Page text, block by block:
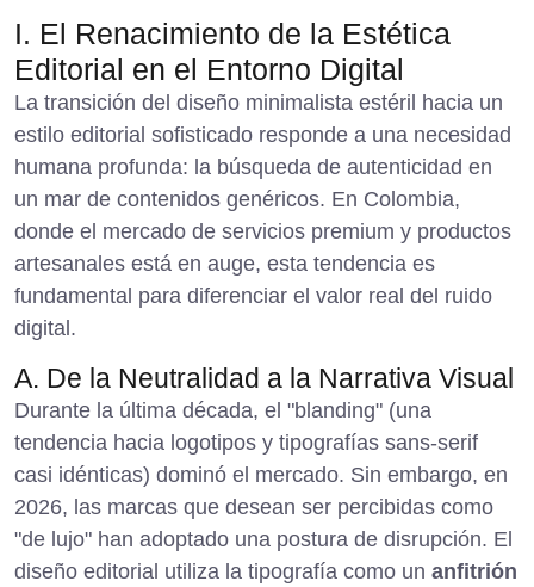
I. El Renacimiento de la Estética
Editorial en el Entorno Digital
La transición del diseño minimalista estéril hacia un
estilo editorial sofisticado responde a una necesidad
humana profunda: la búsqueda de autenticidad en
un mar de contenidos genéricos. En Colombia,
donde el mercado de servicios premium y productos
artesanales está en auge, esta tendencia es
fundamental para diferenciar el valor real del ruido
digital.
A. De la Neutralidad a la Narrativa Visual
Durante la última década, el "blanding" (una
tendencia hacia logotipos y tipografías sans-serif
casi idénticas) dominó el mercado. Sin embargo, en
2026, las marcas que desean ser percibidas como
"de lujo" han adoptado una postura de disrupción. El
diseño editorial utiliza la tipografía como un anfitrión